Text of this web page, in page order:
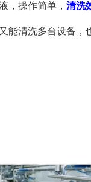
，操作简单， 清洗
能清洗多台设备，